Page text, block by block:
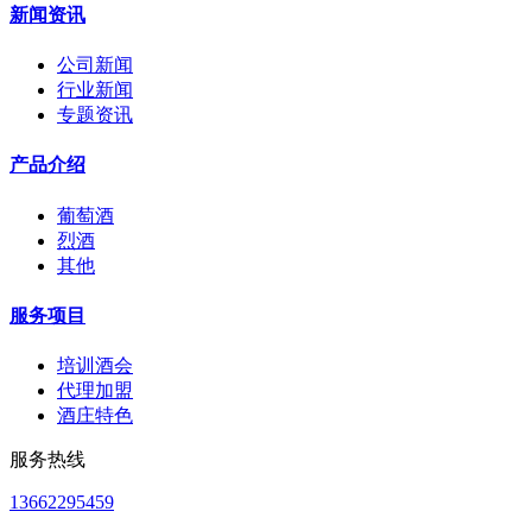
新闻资讯
公司新闻
行业新闻
专题资讯
产品介绍
葡萄酒
烈酒
其他
服务项目
培训酒会
代理加盟
酒庄特色
服务热线
13662295459